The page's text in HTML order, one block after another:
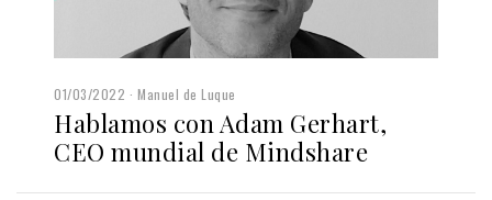
01/03/2022 Manuel de Luque
Hablamos con Adam Gerhart,
CEO mundial de Mindshare